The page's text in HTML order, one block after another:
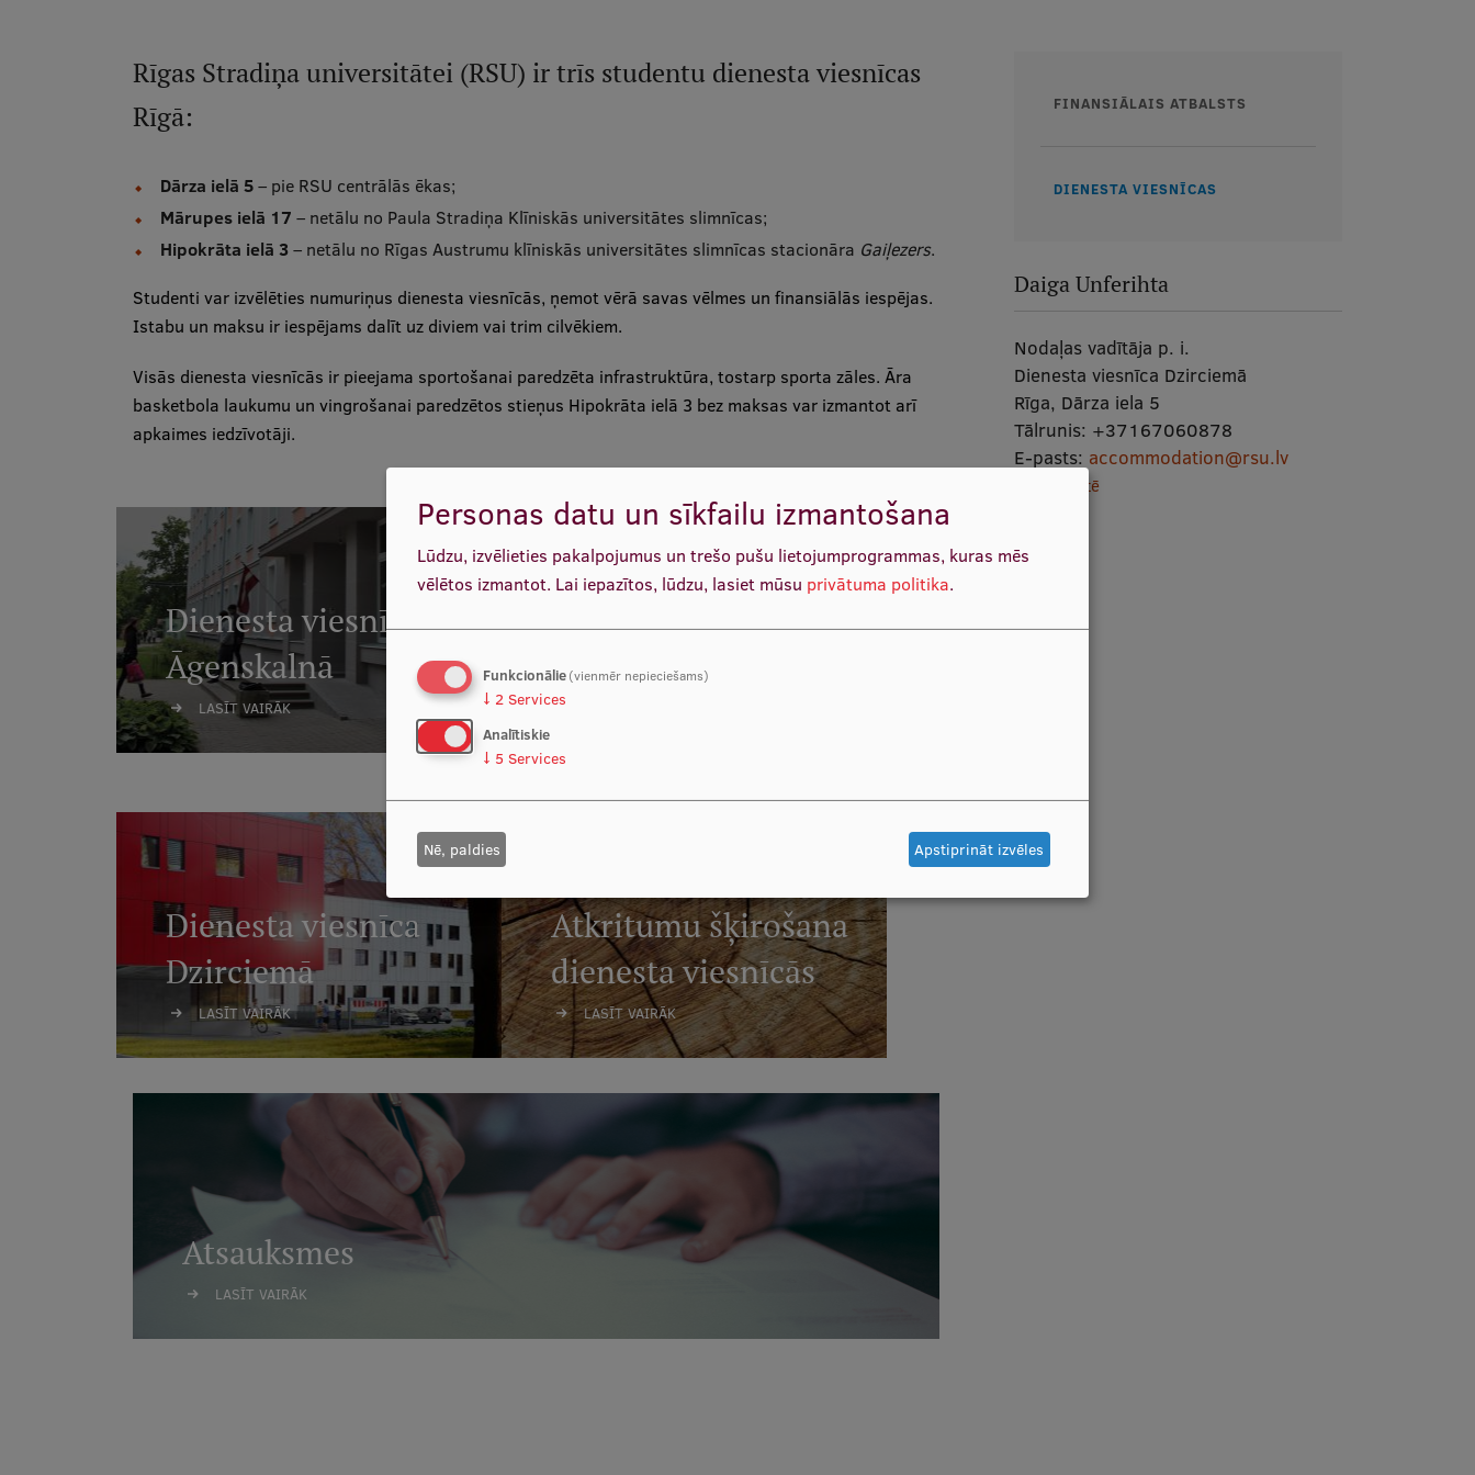
Rīgas Stradiņa universitātei (RSU) ir trīs studentu dienesta viesnīcas
Rīgā:
Dārza ielā 5– pie RSU centrālās ēkas;
Mārupes ielā 17 – netālu no Paula Stradiņa Klīniskās universitātes slimnīcas;
Hipokrāta ielā 3 – netālu no Rīgas Austrumu klīniskās universitātes slimnīcas stacionāra Gaiļezers.
Studenti var izvēlēties numuriņus dienesta viesnīcās, ņemot vērā savas vēlmes un finansiālās iespējas.
Istabu un maksu ir iespējams dalīt uz diviem vai trim cilvēkiem.
Visās dienesta viesnīcās ir pieejama sportošanai paredzēta infrastruktūra, tostarp sporta zāles. Āra
basketbola laukumu un vingrošanai paredzētos stieņus Hipokrāta ielā 3 bez maksas var izmantot arī
apkaimes iedzīvotāji.
Dienesta viesnīca
Āgenskalnā
LASĪT VAIRĀK
Dienesta viesnīca
Mežciemā
Dienesta viesnīca
Dzirciemā
LASĪT VAIRĀK
Atkritumu šķirošana
dienesta viesnīcās
LASĪT VAIRĀK
Atsauksmes
LASĪT VAIRĀK
Galvenā
FINANSIĀLAIS ATBALSTS
DIENESTA VIESNĪCAS
Daiga Unferihta
Nodaļas vadītāja p. i.
Dienesta viesnīca Dzirciemā
Rīga, Dārza iela 5
Tālrunis: +37167060878
E-pasts: accommodation@rsu.lv
Skatīt kartē
Personas datu un sīkfailu izmantošana
Lūdzu, izvēlieties pakalpojumus un trešo pušu lietojumprogrammas, kuras mēs
vēlētos izmantot. Lai iepazītos, lūdzu, lasiet mūsu privātuma politika.
Funkcionālie(vienmēr nepieciešams)
↓ 2 Services
Analītiskie
↓ 5 Services
Nē, paldies Apstiprināt izvēles